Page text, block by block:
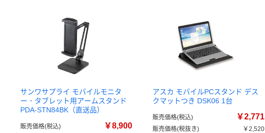
サンワサプライ モバイルモニタ
ー・タブレット用アームスタンド
PDA-STN84BK（直送品）
販売価格(税込) ￥8,900
アスカ モバイルPCスタンド デス
クマットつき DSK06 1台
販売価格(税込) ￥2,771
販売価格(税抜き)
￥2,520